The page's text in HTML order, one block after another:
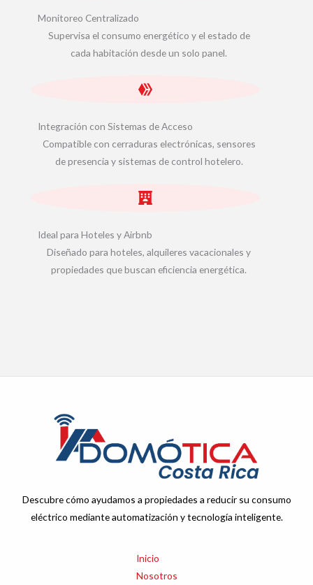
Monitoreo Centralizado
Supervisa el consumo energético y el estado de
cada habitación desde un solo panel.
Integración con Sistemas de Acceso
Compatible con cerraduras electrónicas, sensores
de presencia y sistemas de control hotelero.
Ideal para Hoteles y Airbnb
Diseñado para hoteles, alquileres vacacionales y
propiedades que buscan eficiencia energética.
Descubre cómo ayudamos a propiedades a reducir su consumo
eléctrico mediante automatización y tecnología inteligente.
Inicio
Nosotros